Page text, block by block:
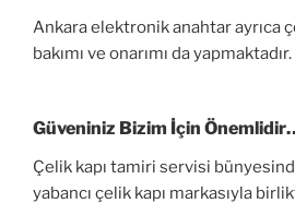
Ankara elektronik anahtar ayrıca
bakımı ve onarımı da yapmaktadır.
Güveniniz Bizim İçin
Çelik kapı tamiri servisi
yabancı çelik kapı markasıyla